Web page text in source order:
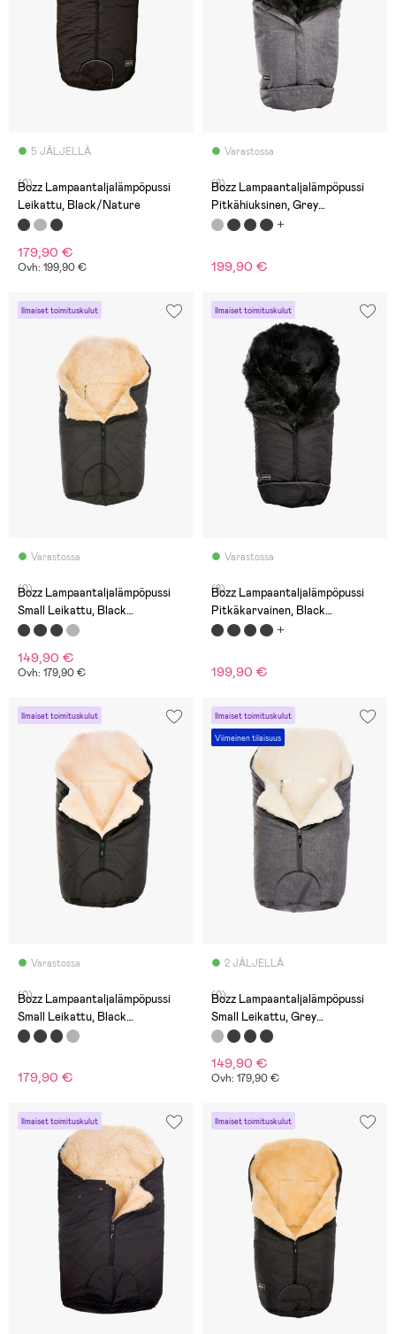
5 JÄLJELLÄ
(0)
Bozz Lampaantaljalämpöpussi
Leikattu, Black/Nature
179,90 €
Ovh: 199,90 €
Varastossa
(8)
Bozz Lampaantaljalämpöpussi
Pitkähiuksinen, Grey
Melange/Grey
199,90 €
Ilmaiset toimituskulut
Varastossa
(0)
Bozz Lampaantaljalämpöpussi
Small Leikattu, Black
Melange/Nature
149,90 €
Ovh: 179,90 €
Ilmaiset toimituskulut
Varastossa
(8)
Bozz Lampaantaljalämpöpussi
Pitkäkarvainen, Black
Melange/Grey
199,90 €
Ilmaiset toimituskulut
Varastossa
(0)
Bozz Lampaantaljalämpöpussi
Small Leikattu, Black
Melange/White
179,90 €
Ilmaiset toimituskulut
Viimeinen tilaisuus
2 JÄLJELLÄ
(0)
Bozz Lampaantaljalämpöpussi
Small Leikattu, Grey
Melange/White
149,90 €
Ovh: 179,90 €
Ilmaiset toimituskulut Ilmaiset toimituskulut